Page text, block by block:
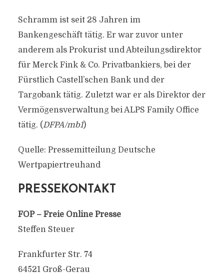
Schramm ist seit 28 Jahren im
Bankengeschäft tätig. Er war zuvor unter
anderem als Prokurist und Abteilungsdirektor
für Merck Fink & Co. Privatbankiers, bei der
Fürstlich Castell’schen Bank und der
Targobank tätig. Zuletzt war er als Direktor der
Vermögensverwaltung bei ALPS Family Office
tätig. (DFPA/mb1)
Quelle: Pressemitteilung Deutsche
Wertpapiertreuhand
PRESSEKONTAKT
FOP – Freie Online Presse
Steffen Steuer
Frankfurter Str. 74
64521 Groß-Gerau